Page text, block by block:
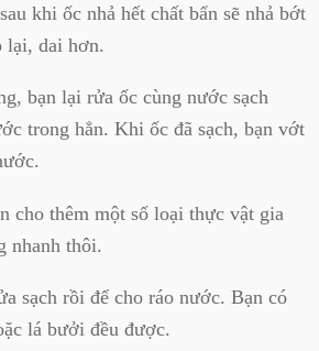
khi ốc nhả hết chất bẩn sẽ nhả bớt
lại, dai hơn.
bạn lại rửa ốc cùng nước sạch
trong hẳn. Khi ốc đã sạch, bạn vớt
cho thêm một số loại thực vật gia
nhanh thôi.
sạch rồi để cho ráo nước. Bạn có
lá bưởi đều được.